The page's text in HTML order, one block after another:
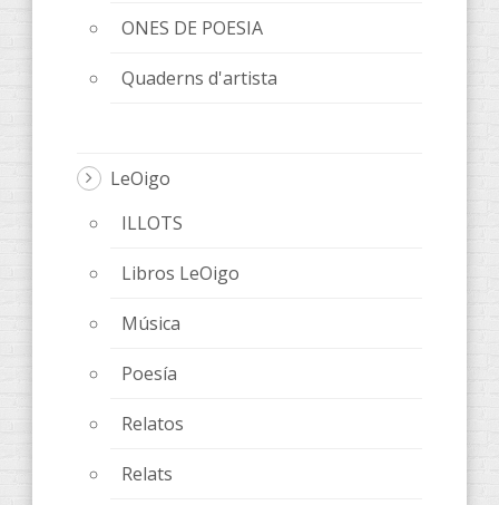
ONES DE POESIA
Quaderns d'artista
LeOigo
ILLOTS
Libros LeOigo
Música
Poesía
Relatos
Relats